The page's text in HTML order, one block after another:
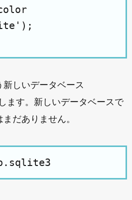
しいデータベース
ます。新しいデータベースで
だありません。